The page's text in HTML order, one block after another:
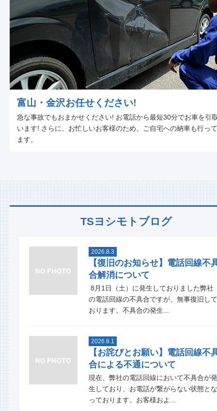
富山・金沢お任せください!
急な事故でもおまかせください! お電話から最短30分でお車を引
います! さらに、お忙しいお客様のため、ご自宅への納車も行っ
ます。
TSヨシモトブログ
2026.8.3
【復旧のお知らせ】電話回線不
合解消について
8月1日（土）に発生しておりました弊社
の電話回線の不具合ですが、無事復旧して
おります。不具合の発生...
2026.8.1
【お詫びとお願い】電話回線不
合による不通について
現在、弊社の電話回線において不具合が発
生しており、お電話が繋がらない状態とな
っております。お客様およ...